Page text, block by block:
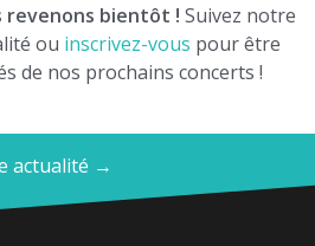
revenons bientôt ! Suivez notre
ou inscrivez-vous pour être
de nos prochains concerts !
actualité →